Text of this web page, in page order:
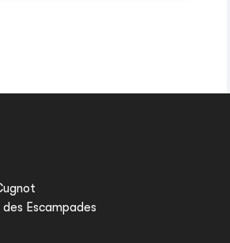
Escampades